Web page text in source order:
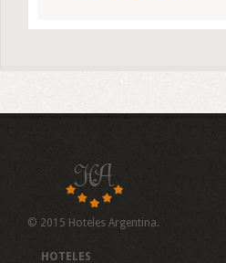
© 2015 Hoteles Argentina.
HOTELES